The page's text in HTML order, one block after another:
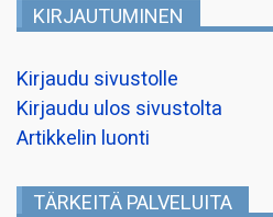
KIRJAUTUMINEN
Kirjaudu sivustolle
Kirjaudu ulos sivustolta
Artikkelin luonti
TÄRKEITÄ PALVELUITA